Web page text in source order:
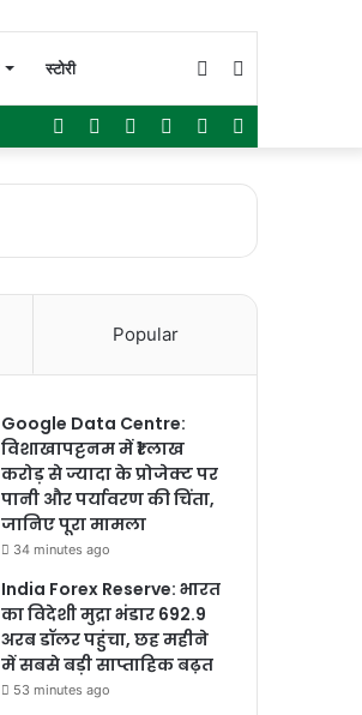
स्टोरी Switch
skin
WhatsApp
Instagram
YouTube
Twitter
Facebook
Popular
Google Data Centre:
विशाखापट्टनम में ₹1 लाख
करोड़ से ज्यादा के प्रोजेक्ट पर
पानी और पर्यावरण की चिंता,
जानिए पूरा मामला
34 minutes ago
India Forex Reserve: भारत
का विदेशी मुद्रा भंडार 692.9
अरब डॉलर पहुंचा, छह महीने
में सबसे बड़ी साप्ताहिक बढ़त
53 minutes ago